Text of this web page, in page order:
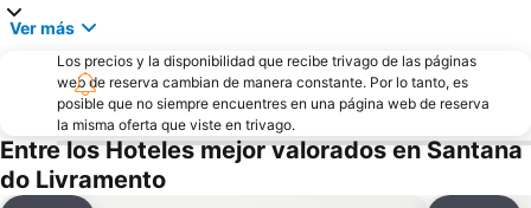
Ver más
Los precios y la disponibilidad que recibe trivago de las páginas
web de reserva cambian de manera constante. Por lo tanto, es
posible que no siempre encuentres en una página web de reserva
la misma oferta que viste en trivago.
Entre los Hoteles mejor valorados en Santana
do Livramento